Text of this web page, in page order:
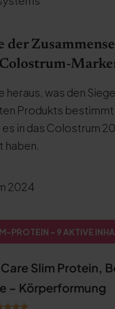
der
heraus, was den
Produkts bestimmt
in das Colostrum
haben.
2024
PROTEIN – 9 AKTIVE
Slim Protein,
– Körperformung